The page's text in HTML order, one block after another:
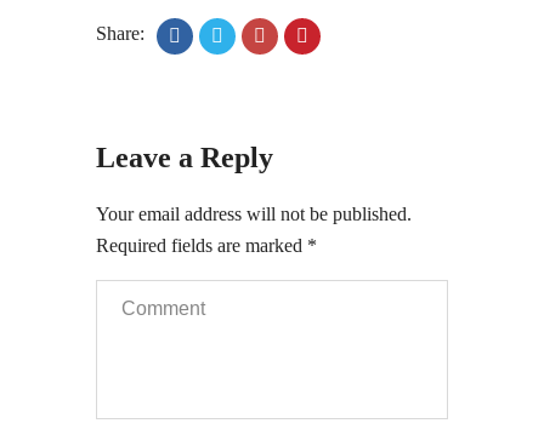
Share:
Leave a Reply
Your email address will not be published.
Required fields are marked *